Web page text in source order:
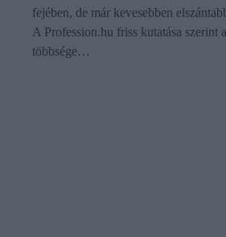
fejében, de már kevesebben
A Profession.hu friss kutatása szerint
többsége…